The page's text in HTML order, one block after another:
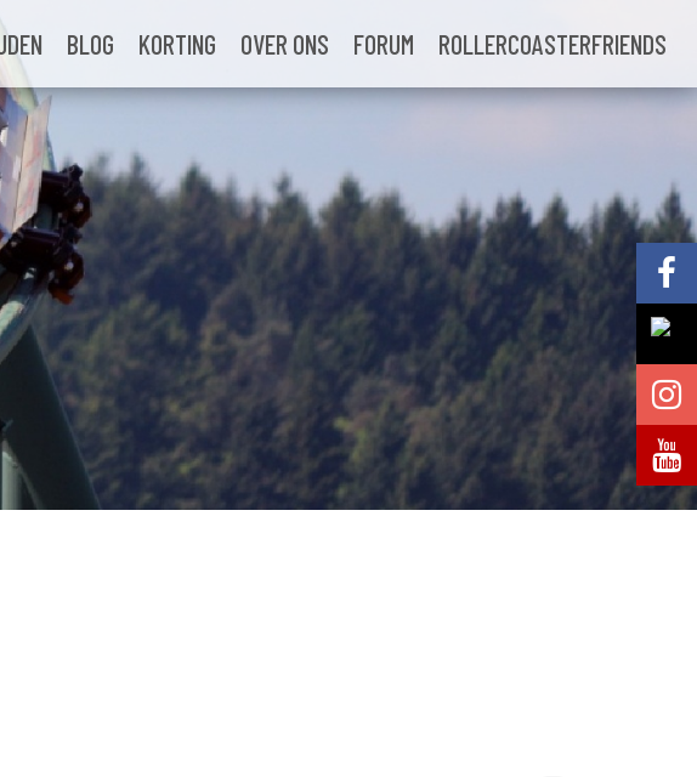
BLOG KORTING OVER ONS FORUM ROLLERCOASTERFRIENDS
Volg @Pretparkenbe
Volg @Pretparkenbe
Volg @Pretparken.be
Volg @Pretparkenbe